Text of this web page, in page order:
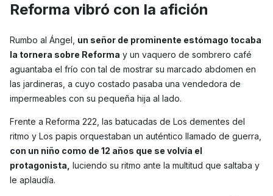
Reforma vibró con la afición
Rumbo al Ángel, un señor de prominente estómago tocaba
la tornera sobre Reforma y un vaquero de sombrero café
aguantaba el frío con tal de mostrar su marcado abdomen en
las jardineras, a cuyo costado pasaba una vendedora de
impermeables con su pequeña hija al lado.
Frente a Reforma 222, las batucadas de Los dementes del
ritmo y Los papis orquestaban un auténtico llamado de guerra,
con un niño como de 12 años que se volvía el
protagonista, luciendo su ritmo ante la multitud que saltaba y
le aplaudía.